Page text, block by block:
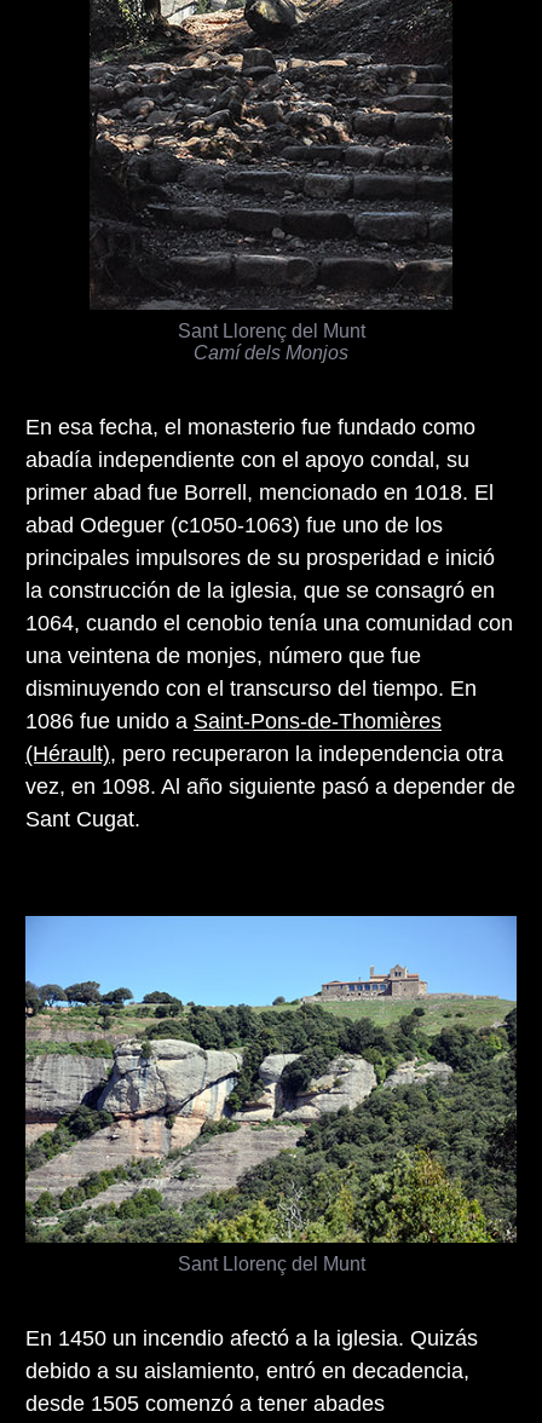
Sant Llorenç del Munt
Camí dels Monjos
En esa fecha, el monasterio fue fundado como
abadía independiente con el apoyo condal, su
primer abad fue Borrell, mencionado en 1018. El
abad Odeguer (c1050-1063) fue uno de los
principales impulsores de su prosperidad e inició
la construcción de la iglesia, que se consagró en
1064, cuando el cenobio tenía una comunidad con
una veintena de monjes, número que fue
disminuyendo con el transcurso del tiempo. En
1086 fue unido a Saint-Pons-de-Thomières
(Hérault), pero recuperaron la independencia otra
vez, en 1098. Al año siguiente pasó a depender de
Sant Cugat.
En 1450 un incendio afectó a la iglesia. Quizás
debido a su aislamiento, entró en decadencia,
desde 1505 comenzó a tener abades
Sant Llorenç del Munt